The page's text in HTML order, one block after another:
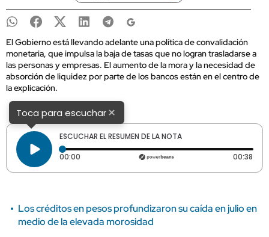
El Gobierno está llevando adelante una política de convalidación
monetaria, que impulsa la baja de tasas que no logran trasladarse a
las personas y empresas. El aumento de la mora y la necesidad de
absorción de liquidez por parte de los bancos están en el centro de
la explicación.
Toca para escuchar×
ESCUCHAR EL RESUMEN DE LA NOTA
00:00 Tiempo transcurrido: 0 segundos 00:38
Los créditos en pesos profundizaron su caída en julio en
medio de la elevada morosidad